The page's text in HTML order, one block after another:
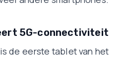
5G-connectiviteit
de eerste tablet van het